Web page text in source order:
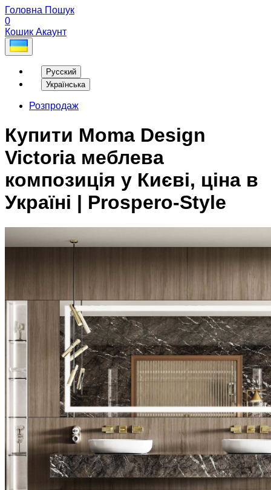
Головна Пошук
0
Кошик Акаунт
Русский
Українська
Розпродаж
Купити Moma Design
Victoria меблева
композиція у Києві, ціна в
Україні | Prospero-Style